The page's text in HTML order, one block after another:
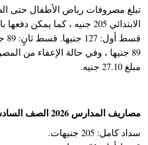
تبلغ مصروفات رياض الأطفال حتى
الابتدائي 205 جنيه ، كما يمكن
89 جنيها ، وفي حالة الإعفاء من
مبلغ 27.10 جنيه.
مصاريف المدارس 2026 الصف السادس الابتدائي
سداد كامل: 205 جنيهات.